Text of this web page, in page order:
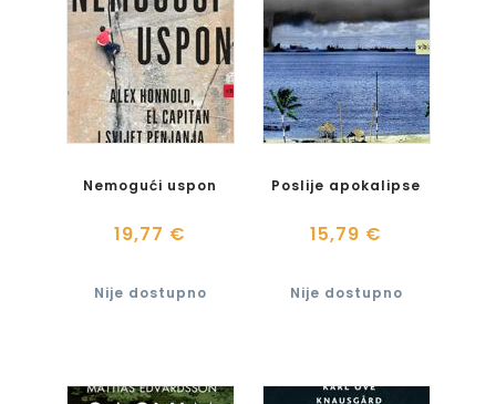
Nemogući uspon
19,77 €
Nije dostupno
Poslije apokalipse
15,79 €
Nije dostupno